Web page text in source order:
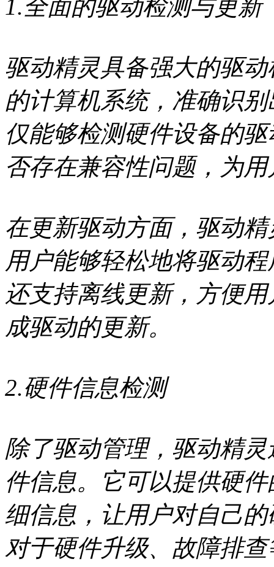
1.全面的驱动检测与更新
驱动精灵具备强大的驱
的计算机系统，准确识
仅能够检测硬件设备的
否存在兼容性问题，为
在更新驱动方面，驱动
用户能够轻松地将驱动
还支持离线更新，方便
成驱动的更新。
2.硬件信息检测
除了驱动管理，驱动精
件信息。它可以提供硬
细信息，让用户对自己
对于硬件升级、故障排